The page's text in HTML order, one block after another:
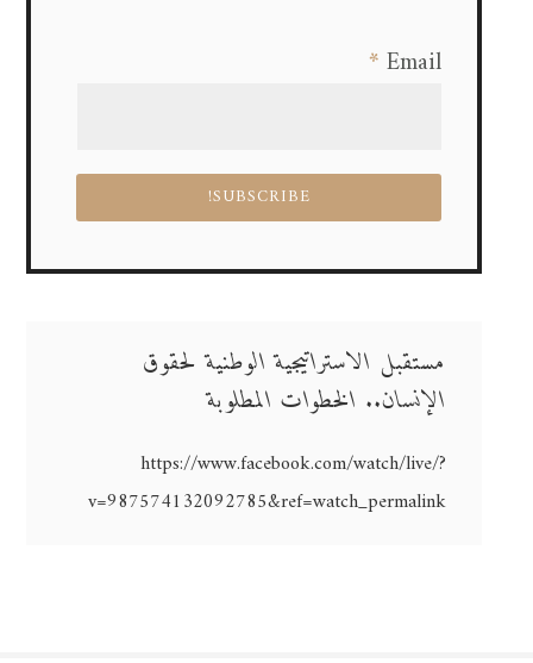
Email
*
مستقبل الاستراتيجية الوطنية لحقوق
الإنسان.. الخطوات المطلوبة
https://www.facebook.com/watch/live/?
v=987574132092785&ref=watch_permalink